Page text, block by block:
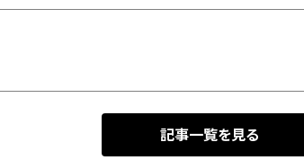
記事一覧を見る